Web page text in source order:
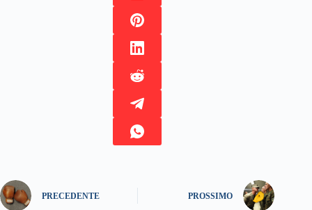
PRECEDENTE PROSSIMO